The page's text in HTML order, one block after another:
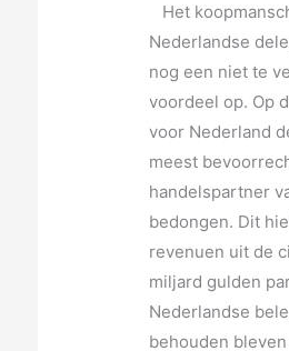
Het
Nederlandse
nog een niet te
voordeel op. Op
voor Nederland
meest
handelspartner
bedongen. Dit
revenuen uit de
miljard gulden
Nederlandse
behouden